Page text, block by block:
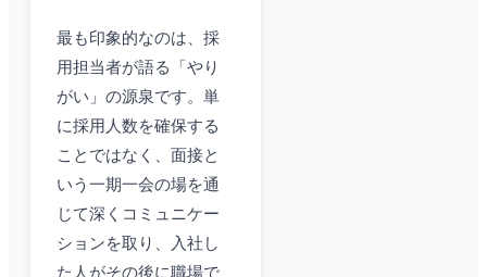
最も印象的なのは、採
用担当者が語る「やり
がい」の源泉です。単
に採用人数を確保する
ことではなく、面接と
いう一期一会の場を通
じて深くコミュニケー
ションを取り、入社し
た人がその後に職場で